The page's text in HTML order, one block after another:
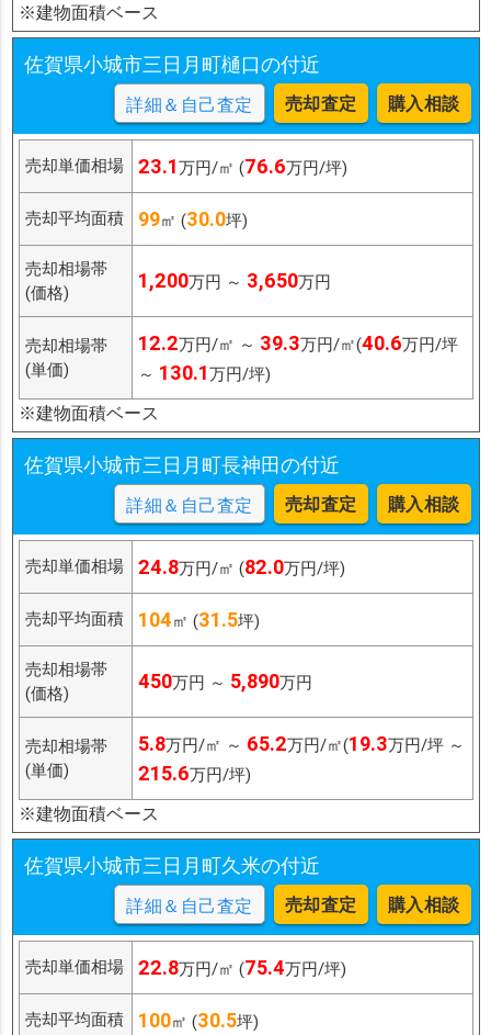
※建物面積ベース
佐賀県小城市三日月町樋口の付近
詳細＆自己査定 売却査定 購入相談
売却単価相場 23.1万円/㎡ (76.6万円/坪)
売却平均面積 99㎡ (30.0坪)
売却相場帯
(価格)
1,200万円 ～ 3,650万円
売却相場帯
(単価)
12.2万円/㎡ ～ 39.3万円/㎡(40.6万円/坪
～ 130.1万円/坪)
※建物面積ベース
佐賀県小城市三日月町長神田の付近
詳細＆自己査定 売却査定 購入相談
売却単価相場 24.8万円/㎡ (82.0万円/坪)
売却平均面積 104㎡ (31.5坪)
売却相場帯
(価格)
450万円 ～ 5,890万円
売却相場帯
(単価)
5.8万円/㎡ ～ 65.2万円/㎡(19.3万円/坪 ～
215.6万円/坪)
※建物面積ベース
佐賀県小城市三日月町久米の付近
詳細＆自己査定 売却査定 購入相談
売却単価相場 22.8万円/㎡ (75.4万円/坪)
売却平均面積 100㎡ (30.5坪)